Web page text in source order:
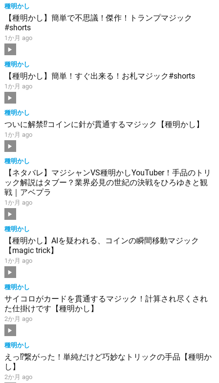
種明かし
【種明かし】簡単で不思議！傑作！トランプマジック
#shorts
1か月 ago
種明かし
【種明かし】簡単！すぐ出来る！お札マジック#shorts
1か月 ago
種明かし
ついに解禁⁉︎コインに針が貫通するマジック【種明かし】
1か月 ago
種明かし
【ネタバレ】マジシャンVS種明かしYouTuber！手品のトリ
ック解説はタブー？業界必見の世紀の決戦をひろゆきと観
戦｜アベプラ
1か月 ago
種明かし
【種明かし】AIを疑われる、コインの瞬間移動マジック
【magic trick】
1か月 ago
種明かし
サイコロがカードを貫通するマジック！計算され尽くされ
た仕掛けです【種明かし】
2か月 ago
種明かし
えっ⁉︎繋がった！単純だけど巧妙なトリックの手品【種明か
し】
2か月 ago